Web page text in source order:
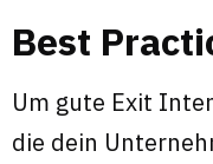
Best
Um gute Exit
die dein